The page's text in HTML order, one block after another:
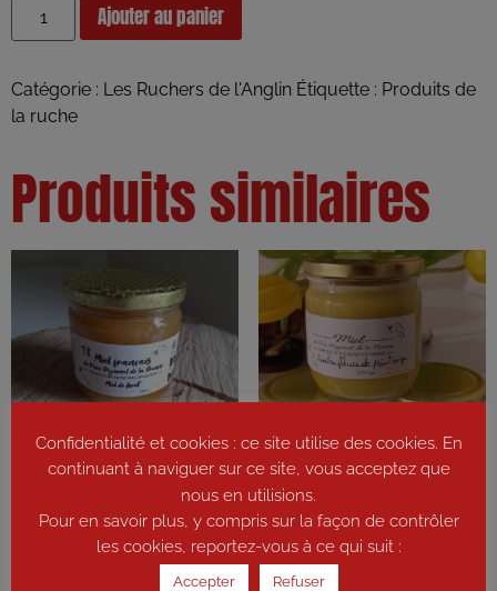
Ajouter au panier
Catégorie : Les Ruchers de l'Anglin Étiquette : Produits de
la ruche
Produits similaires
Miel de forêt 500g Miel de printemps ( blanc et
dur) 250g
4,15€
Confidentialité et cookies : ce site utilise des cookies. En
continuant à naviguer sur ce site, vous acceptez que
nous en utilisions.
Pour en savoir plus, y compris sur la façon de contrôler
les cookies, reportez-vous à ce qui suit :
Accepter Refuser